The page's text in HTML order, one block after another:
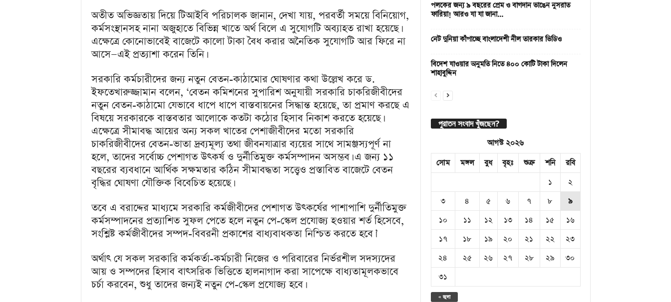
অতীত অভিজ্ঞতায় দিয়ে টিআইবি পরিচালক জানান, দেখা যায়, পরবর্তী সময়ে বিনিয়োগ,
কর্মসংস্থানসহ নানা অজুহাতে বিভিন্ন খাতে অর্থ বিলে এ সুযোগটি অব্যাহত রাখা হয়েছে।
এক্ষেত্রে কোনোভাবেই বাজেটে কালো টাকা বৈধ করার অনৈতিক সুযোগটি আর ফিরে না
আসে—এই প্রত্যাশা করেন তিনি।
সরকারি কর্মচারীদের জন্য নতুন বেতন-কাঠামোর ঘোষণার কথা উল্লেখ করে ড.
ইফতেখারুজ্জামান বলেন, ‘বেতন কমিশনের সুপারিশ অনুযায়ী সরকারি চাকরিজীবীদের
নতুন বেতন-কাঠামো যেভাবে ধাপে ধাপে বাস্তবায়নের সিদ্ধান্ত হয়েছে, তা প্রমাণ করছে এ
বিষয়ে সরকারকে বাস্তবতার আলোকে কতটা কঠোর হিসাব নিকাশ করতে হয়েছে।
এক্ষেত্রে সীমাবদ্ধ আয়ের অন্য সকল খাতের পেশাজীবীদের মতো সরকারি
চাকরিজীবীদের বেতন-ভাতা দ্রব্যমূল্য তথা জীবনযাত্রার ব্যয়ের সাথে সামঞ্জস্যপূর্ণ না
হলে, তাদের সর্বোচ্চ পেশাগত উৎকর্ষ ও দুর্নীতিমুক্ত কর্মসম্পাদন অসম্ভব। এ জন্য ১১
বছরের ব্যবধানে আর্থিক সক্ষমতার কঠিন সীমাবদ্ধতা সত্ত্বেও প্রস্তাবিত বাজেটে বেতন
বৃদ্ধির ঘোষণা যৌক্তিক বিবেচিত হয়েছে।
তবে এ বরাদ্দের মাধ্যমে সরকারি কর্মজীবীদের পেশাগত উৎকর্ষের পাশাপাশি দুর্নীতিমুক্ত
কর্মসম্পাদনের প্রত্যাশিত সুফল পেতে হলে নতুন পে-স্কেল প্রযোজ্য হওয়ার শর্ত হিসেবে,
সংশ্লিষ্ট কর্মজীবীদের সম্পদ-বিবরনী প্রকাশের বাধ্যবাধকতা নিশ্চিত করতে হবে।’
অর্থাৎ যে সকল সরকারি কর্মকর্তা-কর্মচারী নিজের ও পরিবারের নির্ভরশীল সদস্যদের
আয় ও সম্পদের হিসাব বাৎসরিক ভিত্তিতে হালনাগাদ করা সাপেক্ষে বাধ্যতামূলকভাবে
চর্চা করবেন, শুধু তাদের জন্যই নতুন পে-স্কেল প্রযোজ্য হবে।
পলকের জন্য ৯ বছরের প্রেম ও বাগদান ভাঙেন নুসরাত
ফারিয়া! আরও যা যা জানা...
নেট দুনিয়া কাঁপাচ্ছে বাংলাদেশী নীল তারকার ভিডিও
বিদেশ যাওয়ার অনুমতি নিতে ৪০০ কোটি টাকা দিলেন
শাহাবুদ্দিন
পুরাতন সংবাদ খুঁজছেন?
আগস্ট ২০২৬
সোম
মঙ্গল বুধ বৃহঃ শুক্র শনি রবি
« জুলা
১
২
৩
৪ ৫ ৬ ৭ ৮
৯
১০
১১ ১২ ১৩ ১৪ ১৫
১৬
১৭
১৮ ১৯ ২০ ২১ ২২
২৩
২৪
২৫ ২৬ ২৭ ২৮ ২৯
৩০
৩১